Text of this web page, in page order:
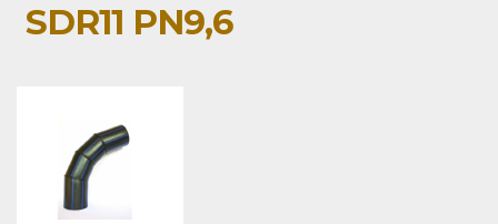
SDR11 PN9,6